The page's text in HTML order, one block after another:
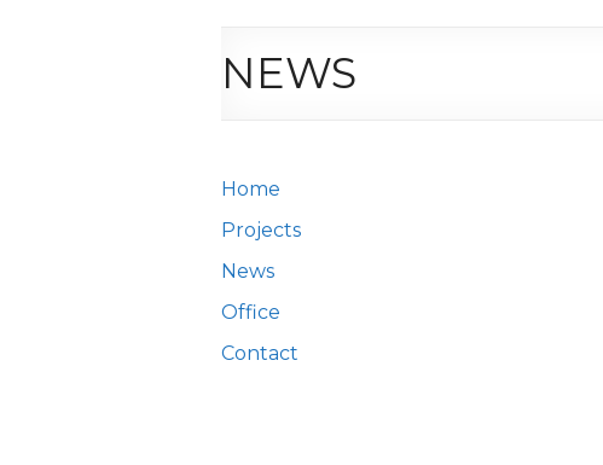
NEWS
Home
Projects
News
Office
Contact